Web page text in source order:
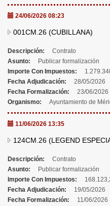
24/06/2026 08:23
001CM.26 (CUBILLANA)
Descripción:
Contrato
Asunto:
Publicar formalización
Importe Con Impuestos:
Fecha Adjudicación:
28/05/2026
Fecha Formalización:
23/06/2026
Organismo:
Ayuntamiento de
11/06/2026 13:35
124CM.26 (LEGEND
Descripción:
Contrato
Asunto:
Publicar formalización
Importe Con Impuestos:
Fecha Adjudicación:
19/05/2026
Fecha Formalización:
11/06/2026